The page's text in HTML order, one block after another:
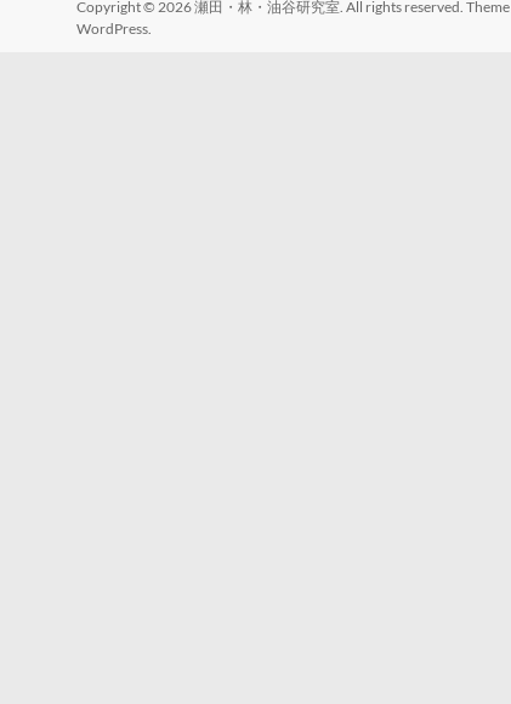
Copyright © 2026瀬田・林・油谷研究室. All rights reserved. Theme
WordPress.